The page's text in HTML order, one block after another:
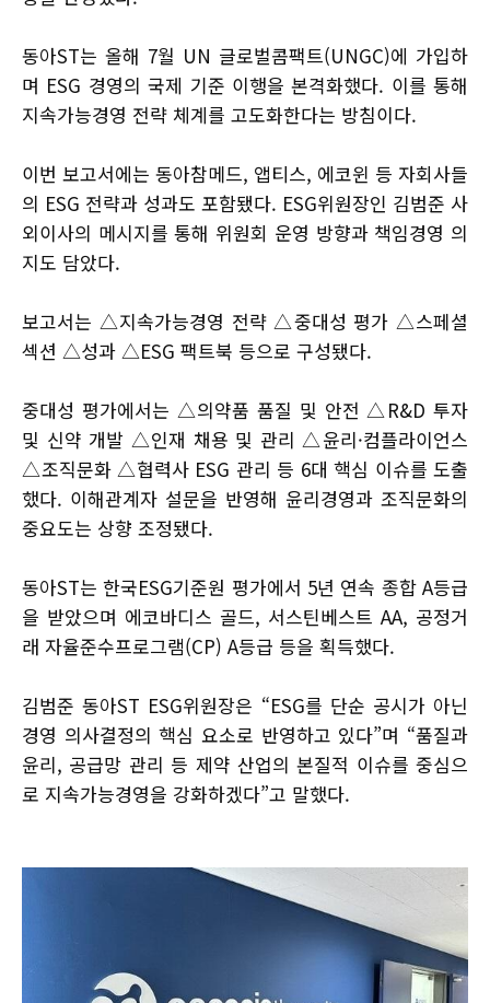
동아ST는 올해 7월 UN 글로벌콤팩트(UNGC)에 가입하
며 ESG 경영의 국제 기준 이행을 본격화했다. 이를 통해
지속가능경영 전략 체계를 고도화한다는 방침이다.
이번 보고서에는 동아참메드, 앱티스, 에코윈 등 자회사들
의 ESG 전략과 성과도 포함됐다. ESG위원장인 김범준 사
외이사의 메시지를 통해 위원회 운영 방향과 책임경영 의
지도 담았다.
보고서는 △지속가능경영 전략 △중대성 평가 △스페셜
섹션 △성과 △ESG 팩트북 등으로 구성됐다.
중대성 평가에서는 △의약품 품질 및 안전 △R&D 투자
및 신약 개발 △인재 채용 및 관리 △윤리·컴플라이언스
△조직문화 △협력사 ESG 관리 등 6대 핵심 이슈를 도출
했다. 이해관계자 설문을 반영해 윤리경영과 조직문화의
중요도는 상향 조정됐다.
동아ST는 한국ESG기준원 평가에서 5년 연속 종합 A등급
을 받았으며 에코바디스 골드, 서스틴베스트 AA, 공정거
래 자율준수프로그램(CP) A등급 등을 획득했다.
김범준 동아ST ESG위원장은 “ESG를 단순 공시가 아닌
경영 의사결정의 핵심 요소로 반영하고 있다”며 “품질과
윤리, 공급망 관리 등 제약 산업의 본질적 이슈를 중심으
로 지속가능경영을 강화하겠다”고 말했다.